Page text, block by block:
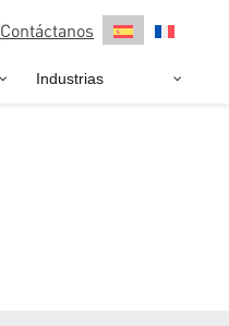
Contáctanos
Industrias